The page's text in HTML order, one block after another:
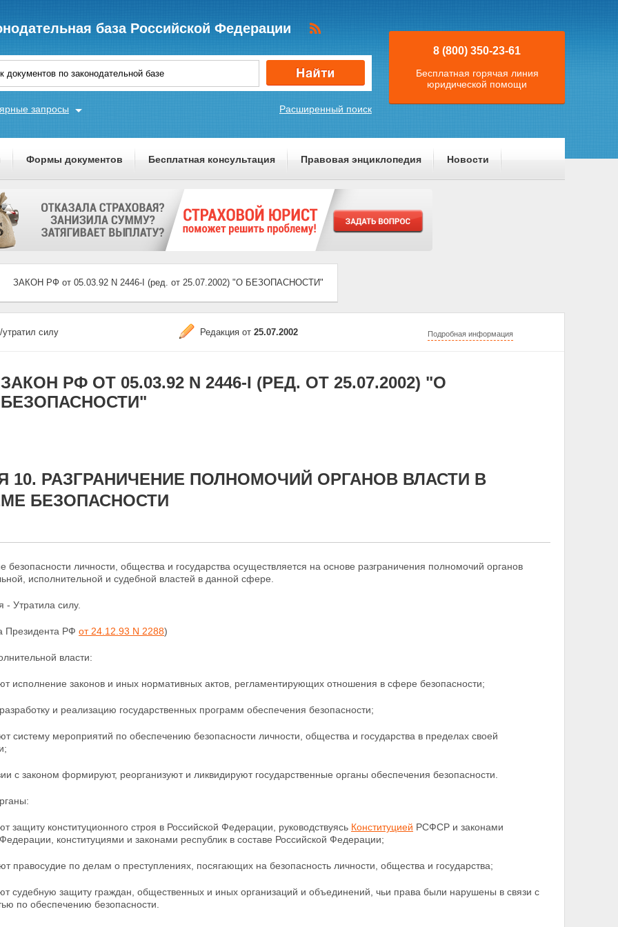
база Российской Федерации
Расширенный поиск
запросы
8 (800) 350-23-61
Бесплатная горячая линия
юридической помощи
Формы документов Бесплатная консультация Правовая энциклопедия Новости
ЗАКОН РФ от 05.03.92 N 2446-I (ред. от 25.07.2002) "О БЕЗОПАСНОСТИ"
силу Редакция от 25.07.2002 Подробная информация
ЗАКОН РФ ОТ 05.03.92 N 2446-I (РЕД. ОТ 25.07.2002) "О
БЕЗОПАСНОСТИ"
10. РАЗГРАНИЧЕНИЕ ПОЛНОМОЧИЙ ОРГАНОВ ВЛАСТИ В
БЕЗОПАСНОСТИ
безопасности личности, общества и государства осуществляется на основе разграничения полномочий органов
исполнительной и судебной властей в данной сфере.
- Утратила силу.
Президента РФ от 24.12.93 N 2288)
власти:
исполнение законов и иных нормативных актов, регламентирующих отношения в сфере безопасности;
и реализацию государственных программ обеспечения безопасности;
систему мероприятий по обеспечению безопасности личности, общества и государства в пределах своей
с законом формируют, реорганизуют и ликвидируют государственные органы обеспечения безопасности.
защиту конституционного строя в Российской Федерации, руководствуясь Конституцией РСФСР и законами
конституциями и законами республик в составе Российской Федерации;
правосудие по делам о преступлениях, посягающих на безопасность личности, общества и государства;
судебную защиту граждан, общественных и иных организаций и объединений, чьи права были нарушены в связи с
по обеспечению безопасности.